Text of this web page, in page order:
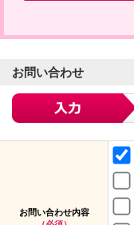
お問い合わせ
お問い合わせ内容